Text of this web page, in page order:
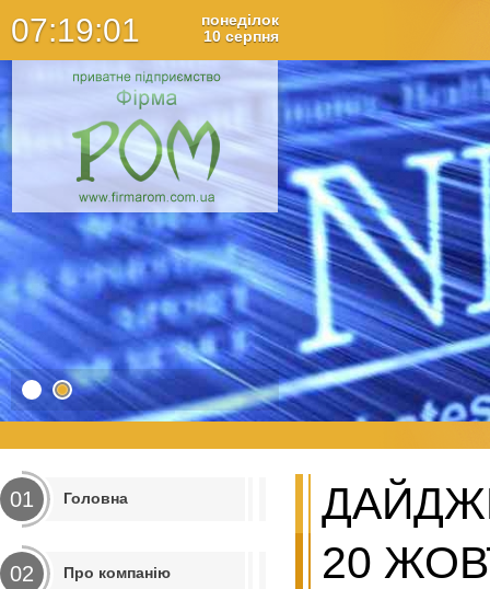
07:19:02
понеділок
10 серпня
01 Головна
02 Про компанію
20